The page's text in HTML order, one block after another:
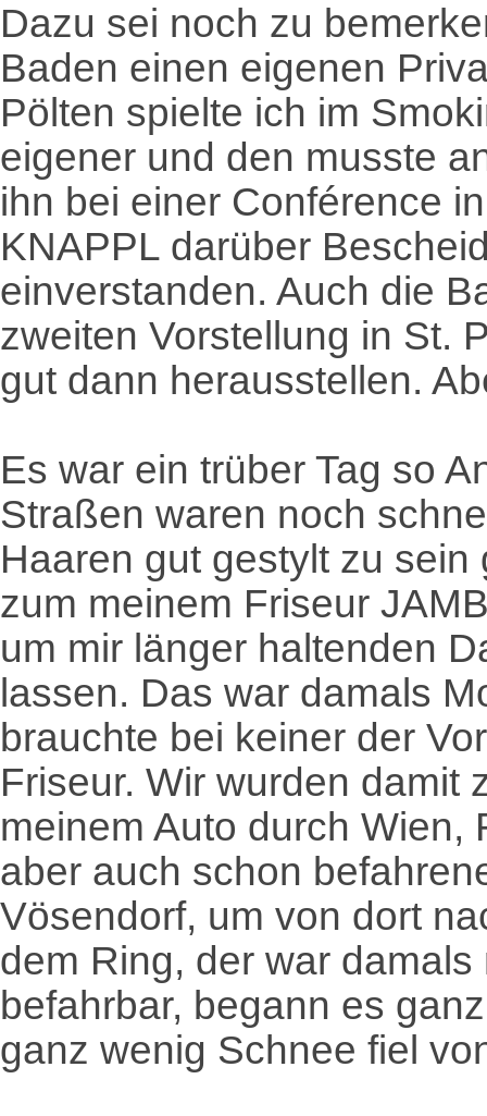
Dazu sei noch zu
Baden einen eigenen
Pölten spielte ich im
eigener und den musste
ihn bei einer Conférence
KNAPPL darüber
einverstanden. Auch die
zweiten Vorstellung in St.
gut dann herausstellen.
Es war ein trüber Tag so
Straßen waren noch
Haaren gut gestylt zu
zum meinem Friseur
um mir länger haltenden
lassen. Das war damals
brauchte bei keiner der
Friseur. Wir wurden damit
meinem Auto durch Wien,
aber auch schon
Vösendorf, um von dort
dem Ring, der war
befahrbar, begann es
ganz wenig Schnee fiel